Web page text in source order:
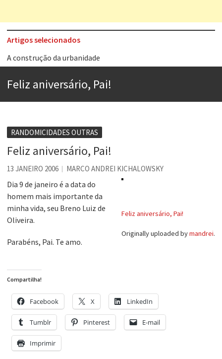
Artigos selecionados
A construção da urbanidade
Contardo Calligaris prega o “direito à tristeza”
Os causos de Jorge Luis Borges
Voto obrigatório é correto?
Se queres salvar o mundo, o veganismo não é a resposta
Tem que filmar isso daí
Feliz aniversário, Pai!
RANDOMICIDADES OUTRAS
Feliz aniversário, Pai!
13 JANEIRO 2006 MARCO ANDREI KICHALOWSKY
Feliz aniversário, Pai!
Originally uploaded bymandrei.
Dia 9 de janeiro é a data do
homem mais importante da
minha vida, seu Breno Luiz de
Oliveira.
Parabéns, Pai. Te amo.
Compartilha!
Facebook X LinkedIn
Tumblr Pinterest E-mail
Imprimir